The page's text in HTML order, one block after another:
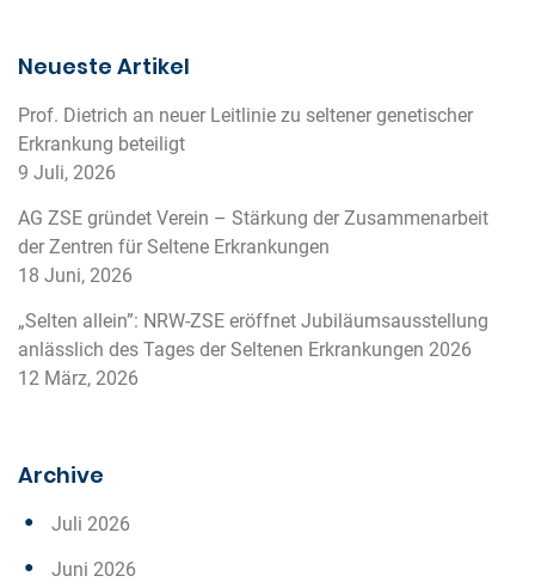
Neueste Artikel
Prof. Dietrich an neuer Leitlinie zu seltener genetischer
Erkrankung beteiligt
9 Juli, 2026
AG ZSE gründet Verein – Stärkung der Zusammenarbeit
der Zentren für Seltene Erkrankungen
18 Juni, 2026
„Selten allein”: NRW-ZSE eröffnet Jubiläumsausstellung
anlässlich des Tages der Seltenen Erkrankungen 2026
12 März, 2026
Archive
Juli 2026
Juni 2026